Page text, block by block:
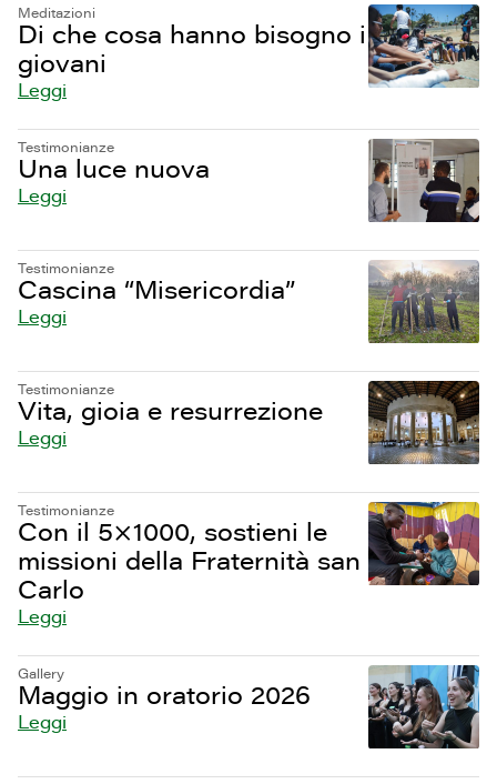
Meditazioni
Di che cosa hanno bisogno i
giovani
Leggi
Testimonianze
Una luce nuova
Leggi
Testimonianze
Cascina “Misericordia”
Leggi
Testimonianze
Vita, gioia e resurrezione
Leggi
Testimonianze
Con il 5×1000, sostieni le
missioni della Fraternità san
Carlo
Leggi
Gallery
Maggio in oratorio 2026
Leggi